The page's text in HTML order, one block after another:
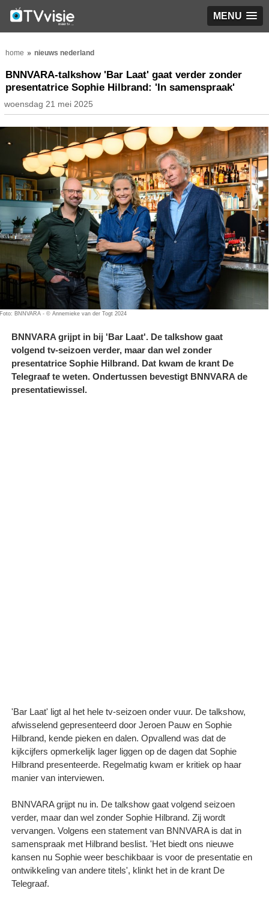
MENU
home nieuws nederland
BNNVARA-talkshow 'Bar Laat' gaat verder zonder
presentatrice Sophie Hilbrand: 'In samenspraak'
woensdag 21 mei 2025
Foto: BNNVARA - © Annemieke van der Togt 2024
BNNVARA grijpt in bij 'Bar Laat'. De talkshow gaat
volgend tv-seizoen verder, maar dan wel zonder
presentatrice Sophie Hilbrand. Dat kwam de krant De
Telegraaf te weten. Ondertussen bevestigt BNNVARA de
presentatiewissel.
'Bar Laat' ligt al het hele tv-seizoen onder vuur. De talkshow,
afwisselend gepresenteerd door Jeroen Pauw en Sophie
Hilbrand, kende pieken en dalen. Opvallend was dat de
kijkcijfers opmerkelijk lager liggen op de dagen dat Sophie
Hilbrand presenteerde. Regelmatig kwam er kritiek op haar
manier van interviewen.
BNNVARA grijpt nu in. De talkshow gaat volgend seizoen
verder, maar dan wel zonder Sophie Hilbrand. Zij wordt
vervangen. Volgens een statement van BNNVARA is dat in
samenspraak met Hilbrand beslist. 'Het biedt ons nieuwe
kansen nu Sophie weer beschikbaar is voor de presentatie en
ontwikkeling van andere titels', klinkt het in de krant De
Telegraaf.